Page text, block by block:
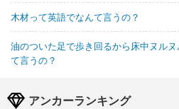
木材って英語でなんて言うの？
油のついた足で歩き回るから床中ヌル
て言うの？
アンカーランキング